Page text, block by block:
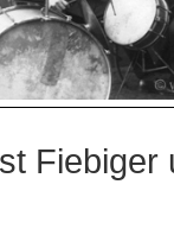
Fiebiger